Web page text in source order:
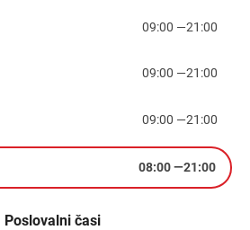
09:00 —21:00
09:00 —21:00
09:00 —21:00
08:00—21:00
Poslovalni časi